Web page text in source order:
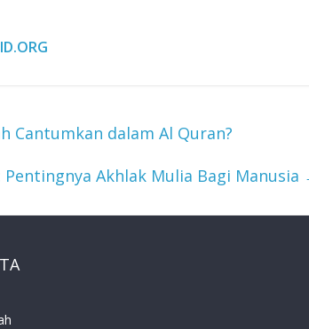
Cantumkan dalam Al Quran?
Pentingnya Akhlak Mulia Bagi Manusia